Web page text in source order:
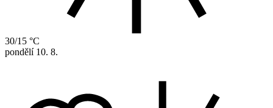
30/15 °C
pondělí 10. 8.